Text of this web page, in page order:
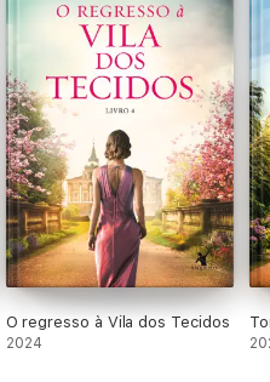
O regresso à Vila dos Tecidos
2024